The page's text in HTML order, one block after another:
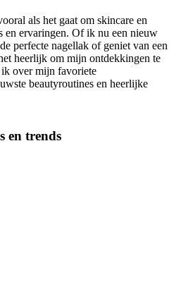
als het gaat om skincare en
en ervaringen. Of ik nu een nieuw
perfecte nagellak of geniet van een
heerlijk om mijn ontdekkingen te
over mijn favoriete
beautyroutines en heerlijke
en trends